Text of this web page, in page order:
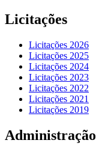
Licitações
Licitações 2026
Licitações 2025
Licitações 2024
Licitações 2023
Licitações 2022
Licitações 2021
Licitações 2019
Administração